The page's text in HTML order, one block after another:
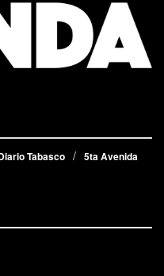
Tabasco
5ta Avenida